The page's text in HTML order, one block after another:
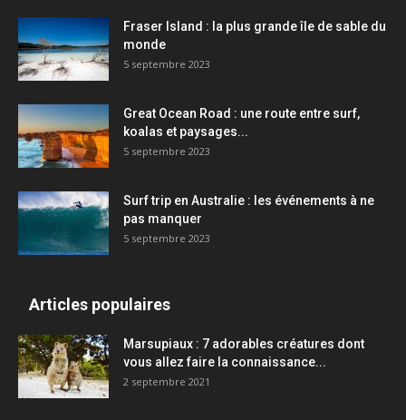
Fraser Island : la plus grande île de sable du
monde
5 septembre 2023
Great Ocean Road : une route entre surf,
koalas et paysages...
5 septembre 2023
Surf trip en Australie : les événements à ne
pas manquer
5 septembre 2023
Articles populaires
Marsupiaux : 7 adorables créatures dont
vous allez faire la connaissance...
2 septembre 2021